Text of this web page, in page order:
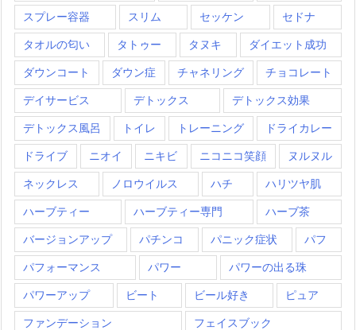
スプレー容器 スリム セッケン セドナ
タオルの匂い タトゥー タヌキ ダイエット成功
ダウンコート ダウン症 チャネリング チョコレート
デイサービス デトックス デトックス効果
デトックス風呂 トイレ トレーニング ドライカレー
ドライブ ニオイ ニキビ ニコニコ笑顔 ヌルヌル
ネックレス ノロウイルス ハチ ハリツヤ肌
ハーブティー ハーブティー専門 ハーブ茶
バージョンアップ パチンコ パニック症状 パフ
パフォーマンス パワー パワーの出る珠
パワーアップ ビート ビール好き ピュア
ファンデーション フェイスブック